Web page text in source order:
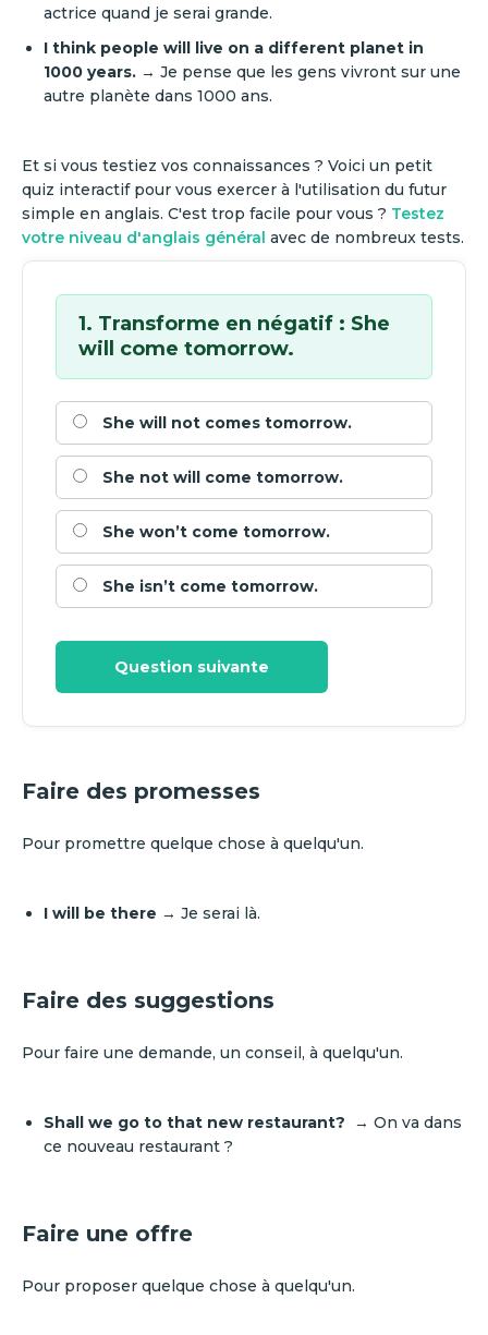
actrice quand je serai grande.
I think people will live on a different planet in
1000 years. → Je pense que les gens vivront sur une
autre planète dans 1000 ans.
Et si vous testiez vos connaissances ? Voici un petit
quiz interactif pour vous exercer à l'utilisation du futur
simple en anglais. C'est trop facile pour vous ? Testez
votre niveau d'anglais général avec de nombreux tests.
1. Transforme en négatif : She
will come tomorrow.
She will not comes tomorrow.
She not will come tomorrow.
She won’t come tomorrow.
She isn’t come tomorrow.
Question suivante
Faire des promesses
Pour promettre quelque chose à quelqu'un.
I will be there → Je serai là.
Faire des suggestions
Pour faire une demande, un conseil, à quelqu'un.
Shall we go to that new restaurant?
→ On va dans
ce nouveau restaurant ?
Faire une offre
Pour proposer quelque chose à quelqu'un.